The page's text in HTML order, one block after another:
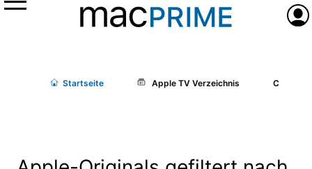
Menü
Startseite Apple TV Verzeichnis Cast/